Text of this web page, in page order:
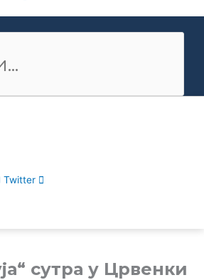
Twitter
сутра у Црвенки